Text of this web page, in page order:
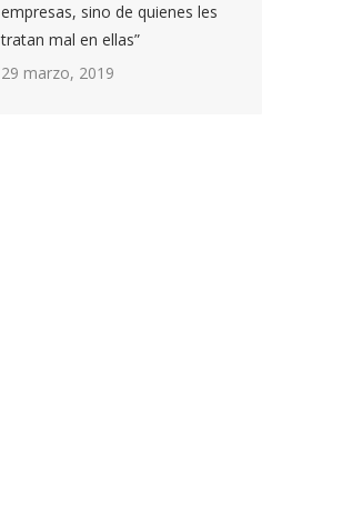
empresas, sino de quienes les
tratan mal en ellas”
29 marzo, 2019